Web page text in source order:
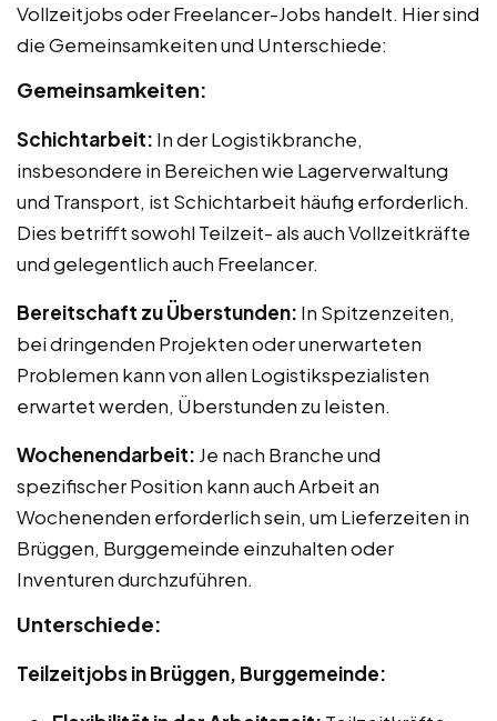
Vollzeitjobs oder Freelancer-Jobs handelt. Hier sind
die Gemeinsamkeiten und Unterschiede:
Gemeinsamkeiten:
Schichtarbeit: In der Logistikbranche,
insbesondere in Bereichen wie Lagerverwaltung
und Transport, ist Schichtarbeit häufig erforderlich.
Dies betrifft sowohl Teilzeit- als auch Vollzeitkräfte
und gelegentlich auch Freelancer.
Bereitschaft zu Überstunden: In Spitzenzeiten,
bei dringenden Projekten oder unerwarteten
Problemen kann von allen Logistikspezialisten
erwartet werden, Überstunden zu leisten.
Wochenendarbeit: Je nach Branche und
spezifischer Position kann auch Arbeit an
Wochenenden erforderlich sein, um Lieferzeiten in
Brüggen, Burggemeinde einzuhalten oder
Inventuren durchzuführen.
Unterschiede:
Teilzeitjobs in Brüggen, Burggemeinde: